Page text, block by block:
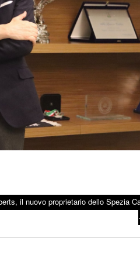
il nuovo proprietario dello Spezia